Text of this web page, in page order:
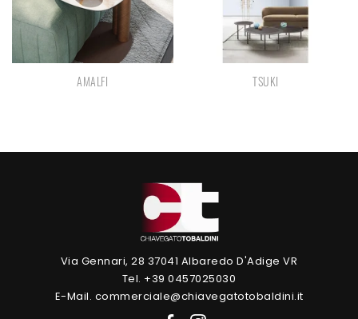
AMALFI TSUKI
Via Gennari, 28 37041 Albaredo D'Adige VR
Tel. +39 0457025030
E-Mail. commerciale@chiavegatotobaldini.it